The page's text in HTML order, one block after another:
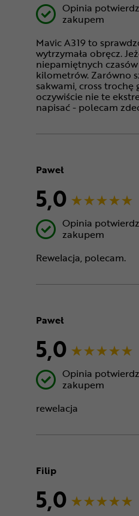
Opinia
zakupem
Mavic A319 to
wytrzymała obręcz.
niepamiętnych
kilometrów. Zarówno
sakwami, cross trochę
oczywiście nie te
napisać - polecam
Paweł
5,0
Opinia
zakupem
Rewelacja, polecam.
Paweł
5,0
Opinia
zakupem
rewelacja
Filip
5,0